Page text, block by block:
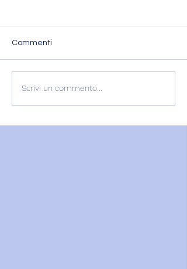
L'ESPERIENZA DI
Commenti
Scrivi un commento...